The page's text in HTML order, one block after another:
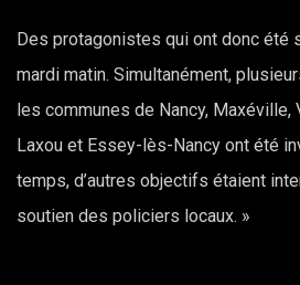
Des protagonistes qui ont donc été
mardi matin. Simultanément,
les communes de Nancy,
Laxou et Essey-lès-Nancy ont été
temps, d’autres objectifs étaient
soutien des policiers locaux. »